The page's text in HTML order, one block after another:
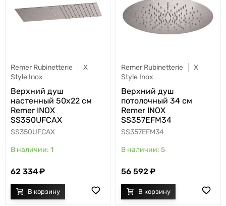
Remer Rubinetterie
X
Style Inox
Верхний душ
настенный 50x22 см
Remer INOX
SS350UFCAX
SS350UFCAX
1
62 334
Remer Rubinetterie
X
Style Inox
Верхний душ
потолочный 34 см
Remer INOX
SS357EFM34
SS357EFM34
5
56 592